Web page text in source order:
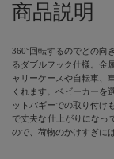
商品説明
360°回転するのでどの向
るダブルフック仕様。金
ャリーケースや自転車、
くれます。ベビーカーを
ットバギーでの取り付け
で丈夫な仕上がりになっ
ので、荷物のかけすぎに